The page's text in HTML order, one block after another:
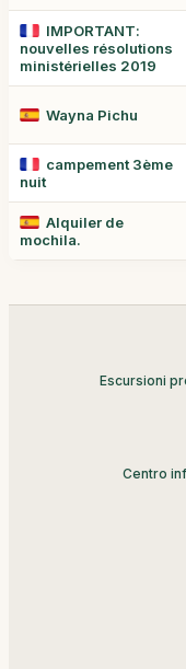
IMPORTANT:
nouvelles résolutions
ministérielles 2019
Wayna Pichu
campement 3ème
nuit
Alquiler de
mochila.
Escursioni
Centro